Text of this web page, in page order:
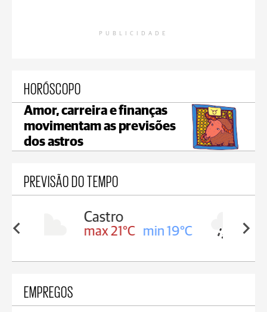
PUBLICIDADE
HORÓSCOPO
Amor, carreira e finanças
movimentam as previsões
dos astros
PREVISÃO DO TEMPO
19°C
Carambeí
max 20°C min 19°C
EMPREGOS